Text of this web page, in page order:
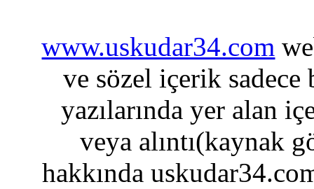
www.uskudar34.com
ve sözel içerik sadece
yazılarında yer alan
veya alıntı(kaynak
hakkında